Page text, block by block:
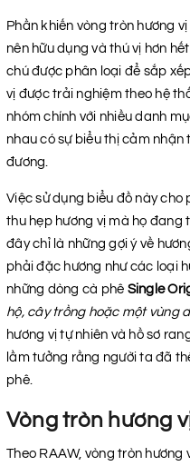
Phần khiến vòng tròn hương
nên hữu dụng và thú vị hơn
chú được phân loại để sắp
vị được trải nghiệm theo hệ
nhóm chính với nhiều danh
nhau có sự biểu thị cảm nhận
đương.
Việc sử dụng biểu đồ này
thu hẹp hương vị mà họ đang
đây chỉ là những gợi ý về
phải đặc hương như các loại
những dòng cà phê Single
hộ, cây trồng hoặc một vùng
hương vị tự nhiên và hồ sơ
lầm tưởng rằng người ta đã
phê.
Vòng tròn hương
Theo RAAW, vòng tròn